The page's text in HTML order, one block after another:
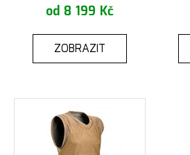
od 8 199 Kč
ZOBRAZIT